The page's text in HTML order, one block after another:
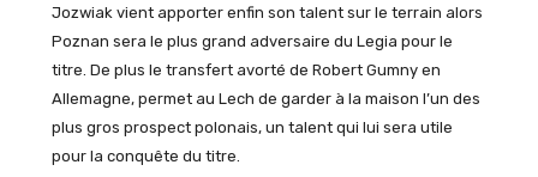
Jozwiak vient apporter enfin son talent sur le terrain alors
Poznan sera le plus grand adversaire du Legia pour le
titre. De plus le transfert avorté de Robert Gumny en
Allemagne, permet au Lech de garder à la maison l’un des
plus gros prospect polonais, un talent qui lui sera utile
pour la conquête du titre.